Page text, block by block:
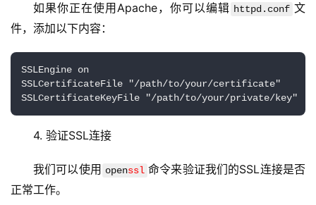
N
服
运
维
如果你正在使用Apache，你可以编辑 httpd.conf 文
件，添加以下内容：
SSLEngine on
SSLCertificateFile "/path/to/your/certificate"
4. 验证SSL连接
我们可以使用 openssl 命令来验证我们的SSL连接是否
正常工作。